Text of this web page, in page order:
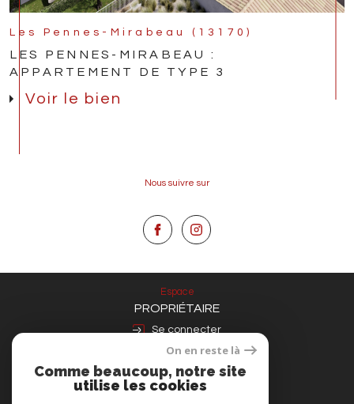
Les Pennes-Mirabeau (13170)
LES PENNES-MIRABEAU :
APPARTEMENT DE TYPE 3
Voir le bien
Nous suivre sur
Espace
PROPRIÉTAIRE
Se connecter
ADHÉRONS
On en reste là
Comme beaucoup, notre site
utilise les cookies